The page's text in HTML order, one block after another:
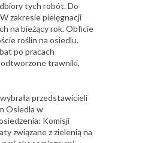
tych robót. Do
zakresie pielęgnacji
na bieżący rok. Obficie
roślin na osiedlu.
po pracach
odtworzone trawniki,
przedstawicieli
Osiedla w
Komisji
związane z zielenią na